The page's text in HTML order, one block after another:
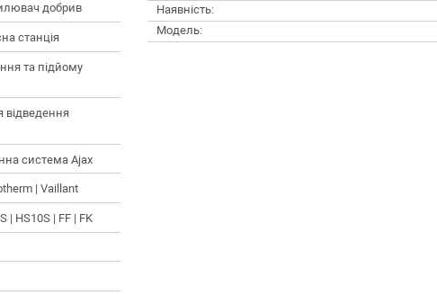
добрив
станція
та підйому
відведення
система Ajax
| Vaillant
| HS10S | FF | FK
Наявність:
Модель: